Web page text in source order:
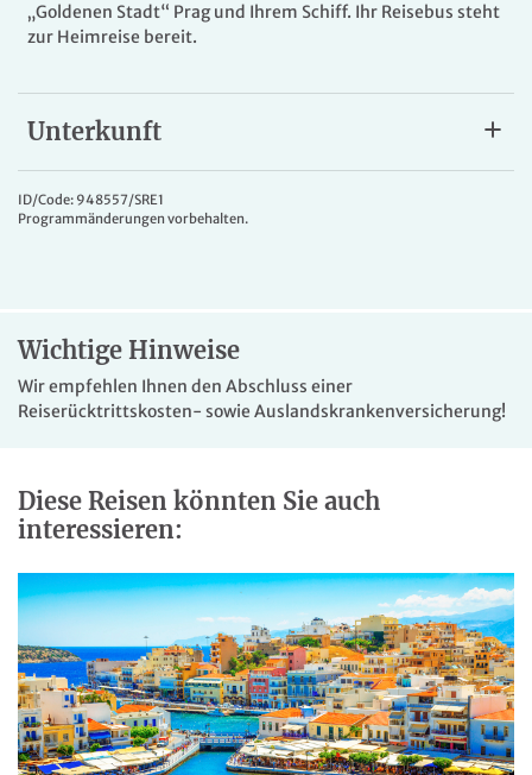
„Goldenen Stadt“ Prag und Ihrem Schiff. Ihr Reisebus steht
zur Heimreise bereit.
Unterkunft
MS "Elbe Princesse"
Sie sind Gast auf der
Schiffe innovativster Konzeption, das im Frühjahr 2016 in
40 geräumigen Kabinen sind alle Außenkabinen und mit
Dusche/WC, Fön, Bordradio, Plasma-TV, WiFi, Safe und
Klimaanlage ausgestattet.
© O. Asmussen © O.
ID/Code: 948557/SRE1
Programmänderungen vorbehalten.
Wichtige Hinweise
Wir empfehlen Ihnen den Abschluss einer
Reiserücktrittskosten- sowie Auslandskrankenversicherung!
Diese Reisen könnten Sie auch
interessieren: